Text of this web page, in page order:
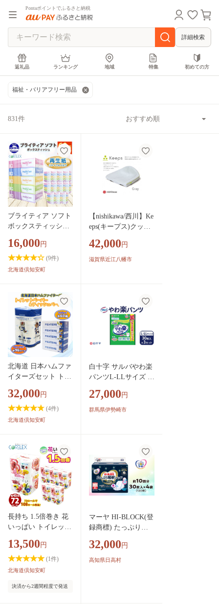
Pontaポイントでふるさと納税
詳細検索
返礼品 ランキング 地域 特集 初めての方
福祉・バリアフリー用品
831件
ブライティア ソフト
ボックスティッシュ
本製 まとめ買い テ
ィッシュ リサイクル
長持 防災 常備品 日
ー 紙 北海道 倶知安
町 日用品
16,000 円
(9件)
北海道倶知安町
【nishikawa/西川】Ke
eps(キープス)クッシ
W】
42,000 円
滋賀県近江八幡市
北海道 日本ハムファ
イターズセット トイ
ル 30m 96ロール テ
ィッシュペーパー 20
0組 60箱 まとめ買い
生活必需品 備蓄 ペ
ーパー 日ハム ファ
イターズ 倶知安町
32,000 円
(4件)
北海道倶知安町
白十字 サルバやわ楽
パンツL-LLサイズ 30
大人用 オムツ おむつ
介護 介護用品 日用品
27,000 円
群馬県伊勢崎市
長持ち 1.5倍巻き 花
いっぱい トイレット
ｍ 計72ロール 全18
種 花柄 プリント ハ
ーブ 香り付き 日本
常備品 ペーパー エ
13,500 円
(1件)
北海道倶知安町
決済から2週間程度で発送
マーヤ HI-BLOCK(登
録商標) たっぷり吸
（約10回分 / 大人用
尿とりパッド / 通気
32,000 円
高知県日高村